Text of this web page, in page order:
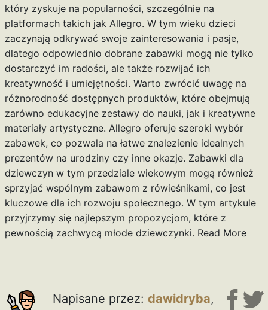
który zyskuje na popularności, szczególnie na
platformach takich jak Allegro. W tym wieku dzieci
zaczynają odkrywać swoje zainteresowania i pasje,
dlatego odpowiednio dobrane zabawki mogą nie tylko
dostarczyć im radości, ale także rozwijać ich
kreatywność i umiejętności. Warto zwrócić uwagę na
różnorodność dostępnych produktów, które obejmują
zarówno edukacyjne zestawy do nauki, jak i kreatywne
materiały artystyczne. Allegro oferuje szeroki wybór
zabawek, co pozwala na łatwe znalezienie idealnych
prezentów na urodziny czy inne okazje. Zabawki dla
dziewczyn w tym przedziale wiekowym mogą również
sprzyjać wspólnym zabawom z rówieśnikami, co jest
kluczowe dla ich rozwoju społecznego. W tym artykule
przyjrzymy się najlepszym propozycjom, które z
pewnością zachwycą młode dziewczynki. Read More
Napisane przez: dawidryba,